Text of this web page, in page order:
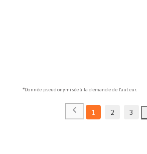
*Donnée pseudonymisée à la demande de l'auteur.
1 2 3